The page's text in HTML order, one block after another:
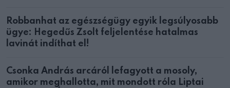
Robbanhat az egészségügy egyik legsúlyosabb
ügye: Hegedűs Zsolt feljelentése hatalmas
lavinát indíthat el!
Csonka András arcáról lefagyott a mosoly,
amikor meghallotta, mit mondott róla Liptai